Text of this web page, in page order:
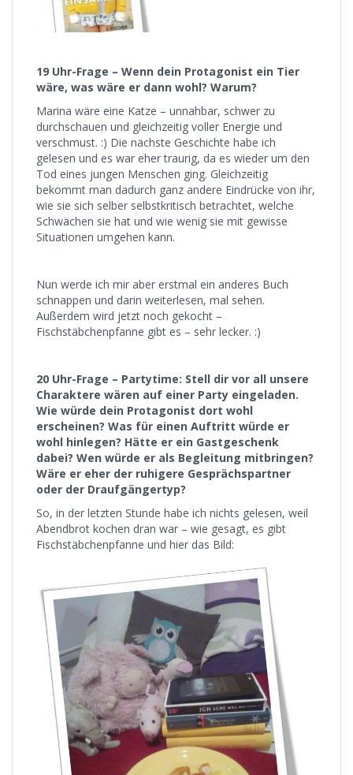
19 Uhr-Frage – Wenn dein Protagonist ein Tier
wäre, was wäre er dann wohl? Warum?
Marina wäre eine Katze – unnahbar, schwer zu
durchschauen und gleichzeitig voller Energie und
verschmust. :) Die nächste Geschichte habe ich
gelesen und es war eher traurig, da es wieder um den
Tod eines jungen Menschen ging. Gleichzeitig
bekommt man dadurch ganz andere Eindrücke von ihr,
wie sie sich selber selbstkritisch betrachtet, welche
Schwächen sie hat und wie wenig sie mit gewisse
Situationen umgehen kann.
Nun werde ich mir aber erstmal ein anderes Buch
schnappen und darin weiterlesen, mal sehen.
Außerdem wird jetzt noch gekocht –
Fischstäbchenpfanne gibt es – sehr lecker. :)
20 Uhr-Frage – Partytime: Stell dir vor all unsere
Charaktere wären auf einer Party eingeladen.
Wie würde dein Protagonist dort wohl
erscheinen? Was für einen Auftritt würde er
wohl hinlegen? Hätte er ein Gastgeschenk
dabei? Wen würde er als Begleitung mitbringen?
Wäre er eher der ruhigere Gesprächspartner
oder der Draufgängertyp?
So, in der letzten Stunde habe ich nichts gelesen, weil
Abendbrot kochen dran war – wie gesagt, es gibt
Fischstäbchenpfanne und hier das Bild: